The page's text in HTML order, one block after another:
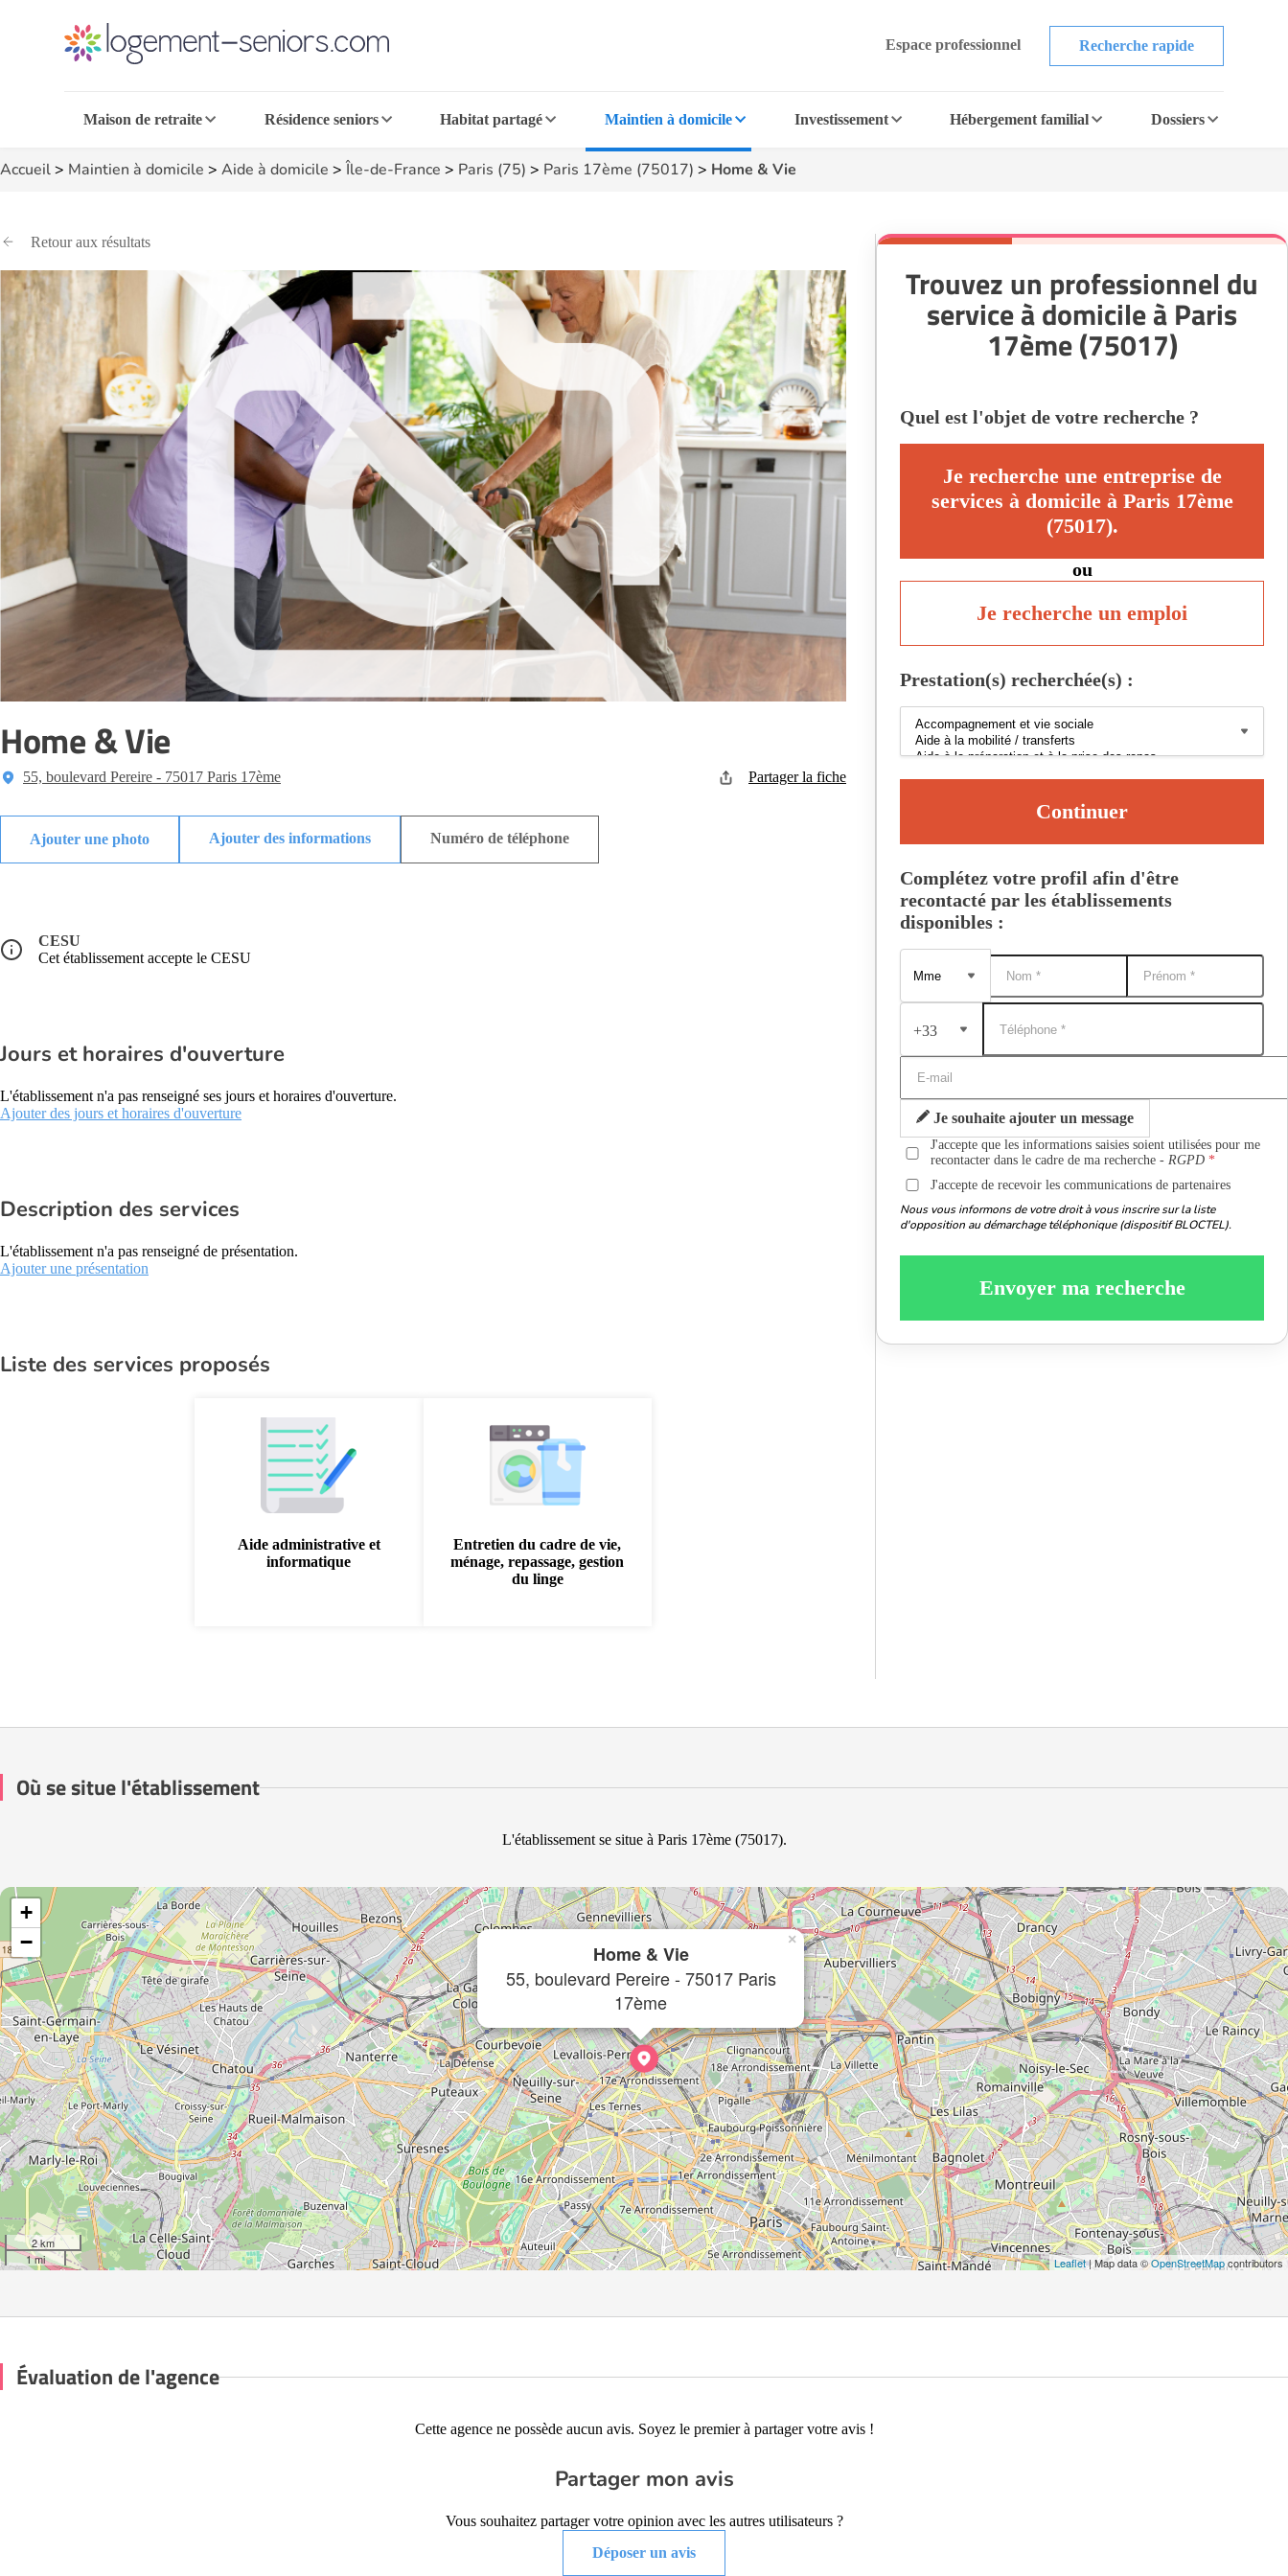
Espace professionnel Recherche rapide
Maison de retraite Résidence seniors Habitat partagé Maintien à domicile Investissement Hébergement familial Dossiers
Accueil> Maintien à domicile > Aide à domicile > Île-de-France > Paris (75) > Paris 17ème (75017) > Home & Vie
Retour aux résultats
Home & Vie
55, boulevard Pereire - 75017 Paris 17ème Partager la fiche
Ajouter des informations Numéro de téléphone
CESU
Cet établissement accepte le CESU
Jours et horaires d'ouverture
L'établissement n'a pas renseigné ses jours et horaires d'ouverture.
Ajouter des jours et horaires d'ouverture
Description des services
L'établissement n'a pas renseigné de présentation.
Ajouter une présentation
Liste des services proposés
Aide administrative et
informatique
Entretien du cadre de vie,
ménage, repassage, gestion
du linge
Trouvez un professionnel du
service à domicile à Paris
17ème (75017)
Quel est l'objet de votre recherche ?
Je recherche une entreprise de
services à domicile à Paris 17ème
(75017).
ou
Je recherche un emploi
Prestation(s) recherchée(s) :
Continuer
Complétez votre profil afin d'être
recontacté par les établissements
disponibles :
+33
Je souhaite ajouter un message
J'accepte que les informations saisies soient utilisées pour me
recontacter dans le cadre de ma recherche -RGPD
J'accepte de recevoir les communications de partenaires
Nous vous informons de votre droit à vous inscrire sur la liste
d'opposition au démarchage téléphonique (dispositif BLOCTEL).
Envoyer ma recherche
Où se situe l'établissement
L'établissement se situe à Paris 17ème (75017).
Home & Vie
55, boulevard Pereire - 75017 Paris
17ème
×
+
−
2 km
1 mi
Leaflet| Map data ©OpenStreetMapcontributors
Évaluation de l'agence
Cette agence ne possède aucun avis. Soyez le premier à partager votre avis !
Partager mon avis
Vous souhaitez partager votre opinion avec les autres utilisateurs ?
Déposer un avis